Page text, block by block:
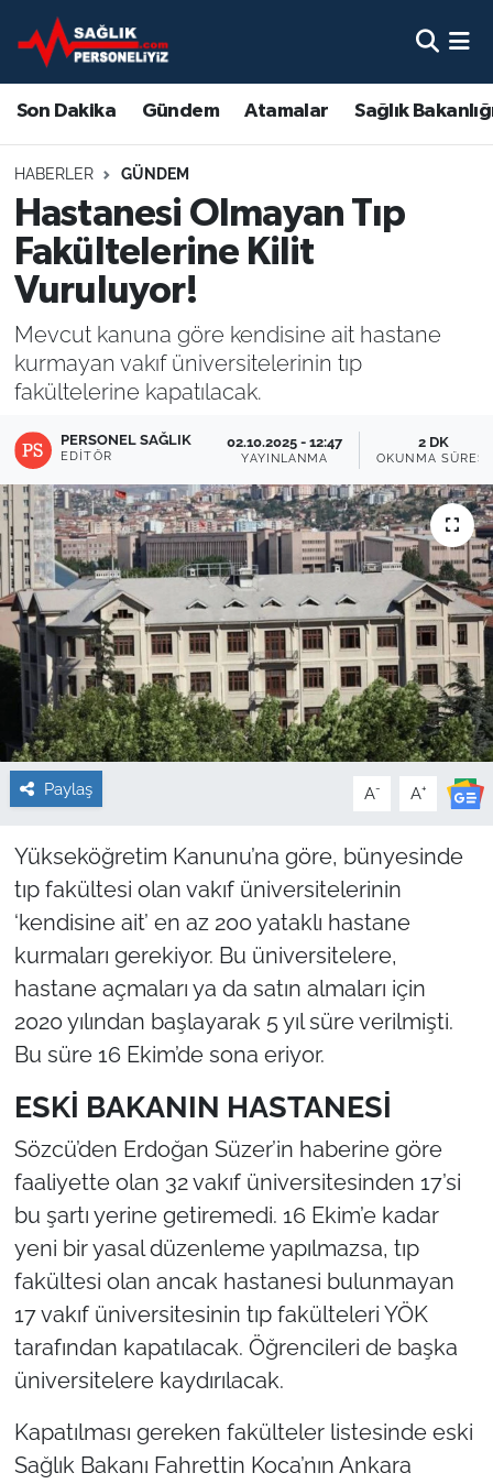
Son Dakika Gündem Atamalar Sağlık
HABERLER GÜNDEM
Hastanesi Olmayan Tıp
Fakültelerine Kilit
Vuruluyor!
Mevcut kanuna göre kendisine ait hastane
kurmayan vakıf üniversitelerinin tıp
fakültelerine kapatılacak.
PERSONEL SAĞLIK
EDITÖR
02.10.2025 - 12:47
YAYINLANMA
2 DK
OKUNMA SÜRESI
Paylaş A- A+
Yükseköğretim Kanunu’na göre, bünyesinde
tıp fakültesi olan vakıf üniversitelerinin
‘kendisine ait’ en az 200 yataklı hastane
kurmaları gerekiyor. Bu üniversitelere,
hastane açmaları ya da satın almaları için
2020 yılından başlayarak 5 yıl süre verilmişti.
Bu süre 16 Ekim’de sona eriyor.
ESKİ BAKANIN HASTANESİ
Sözcü’den Erdoğan Süzer’in haberine göre
faaliyette olan 32 vakıf üniversitesinden 17’si
bu şartı yerine getiremedi. 16 Ekim’e kadar
yeni bir yasal düzenleme yapılmazsa, tıp
fakültesi olan ancak hastanesi bulunmayan
17 vakıf üniversitesinin tıp fakülteleri YÖK
tarafından kapatılacak. Öğrencileri de başka
üniversitelere kaydırılacak.
Kapatılması gereken fakülteler listesinde eski
Sağlık Bakanı Fahrettin Koca’nın Ankara
Son Dakika
Gündem
Atamalar
Sağlık Bakanlığı
Mevzuat
Sendika
Sağlık
Güncel
Kamu Alımları
Nöbetçi Eczaneler
Hava Durumu
Namaz Vakitleri
Trafik Durumu
Süper Lig Puan Durumu ve Fikstür
Tüm Manşetler